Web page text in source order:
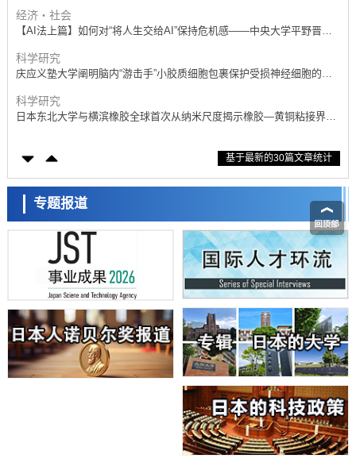
经济・社会
【AI法上篇】如何对“将人生交给AI”保持危机感——中央大学平野晋教
科学研究
庆应义塾大学阐明脑内“游击手”小胶质细胞包裹保护受损神经细胞的机
科学研究
日本东北大学与横滨橡胶全球首次从纳米尺度揭示橡胶—黄铜粘接界面
近畿大学等发现植物染料“日本茜”的红色成分可抑制老化与炎症，有望
科学研究
群马大学开发针对难治性癫痫的新型基因疗法，利用超小型GAD67启动
子抑制发作
科学研究
九州大学揭示夜间眼压升高机制：两种激素波动叠加所致
科学研究
东京都产技研采用新手法开发出可稳定工作至300℃的介电材料，已验
证电容器可在汽车发动机等高温环境下工作
经济・社会
日本生成式AI使用者占比一年内翻倍，但与中美德仍有较大差距
政策
日本修订首都直下型地震紧急对策：目标为死亡人数至少减半，重点强
福井大学发现细胞记忆过往并抑制反应的机制，阐明即便DNA相同反应
基于最新的30篇文章统计
专题报道